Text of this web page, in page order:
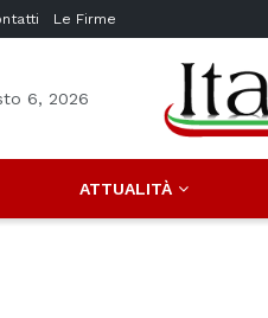
Le Firme
6, 2026
ATTUALITÀ